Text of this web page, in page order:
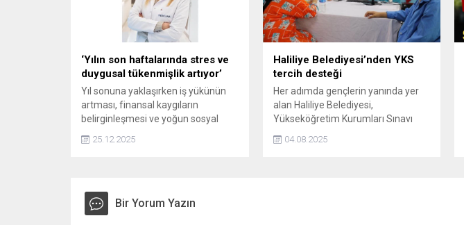
‘Yılın son haftalarında stres ve
duygusal tükenmişlik artıyor’
Yıl sonuna yaklaşırken iş yükünün
artması, finansal kaygıların
belirginleşmesi ve yoğun sosyal
seviyesini yükselttiğini belirten
fiziksel belirtilerine dikkat çekti.
Klinik Psikolog Küçük, “Yılın son
25.12.2025
Haliliye Belediyesi’nden YKS
tercih desteği
Her adımda gençlerin yanında yer
alan Haliliye Belediyesi,
Yükseköğretim Kurumları Sınavı
sürecinde de öğrencileri yalnız
04.08.2025
Bir Yorum Yazın